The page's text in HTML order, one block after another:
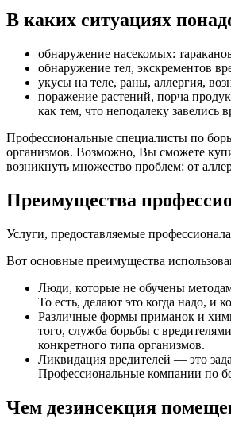
В каких ситуациях
обнаружение насекомых:
обнаружение тел, экскрементов
укусы на теле, раны, аллергия,
поражение растений, порча
как тем, что неподалеку завелись
Профессиональные специалисты по
организмов. Возможно, Вы сможете
возникнуть множество проблем: от
Преимущества
Услуги, предоставляемые
Вот основные преимущества
Люди, которые не обучены
То есть, делают это когда надо, и
Различные формы приманок и
того, служба борьбы с
конкретного типа организмов.
Ликвидация вредителей — это
Профессиональные компании по
Чем дезинсекция